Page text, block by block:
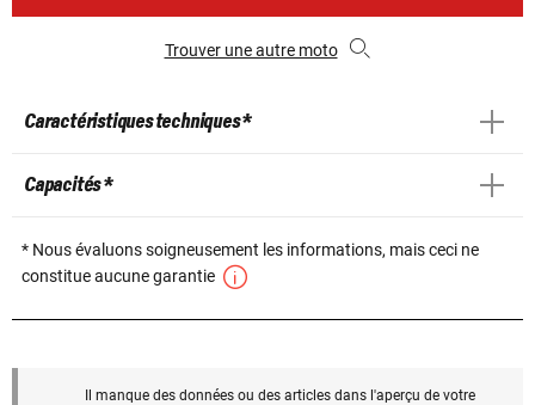
Trouver une autre moto
Caractéristiques techniques *
Capacités *
* Nous évaluons soigneusement les informations, mais ceci ne
constitue aucune garantie
Il manque des données ou des articles dans l'aperçu de votre